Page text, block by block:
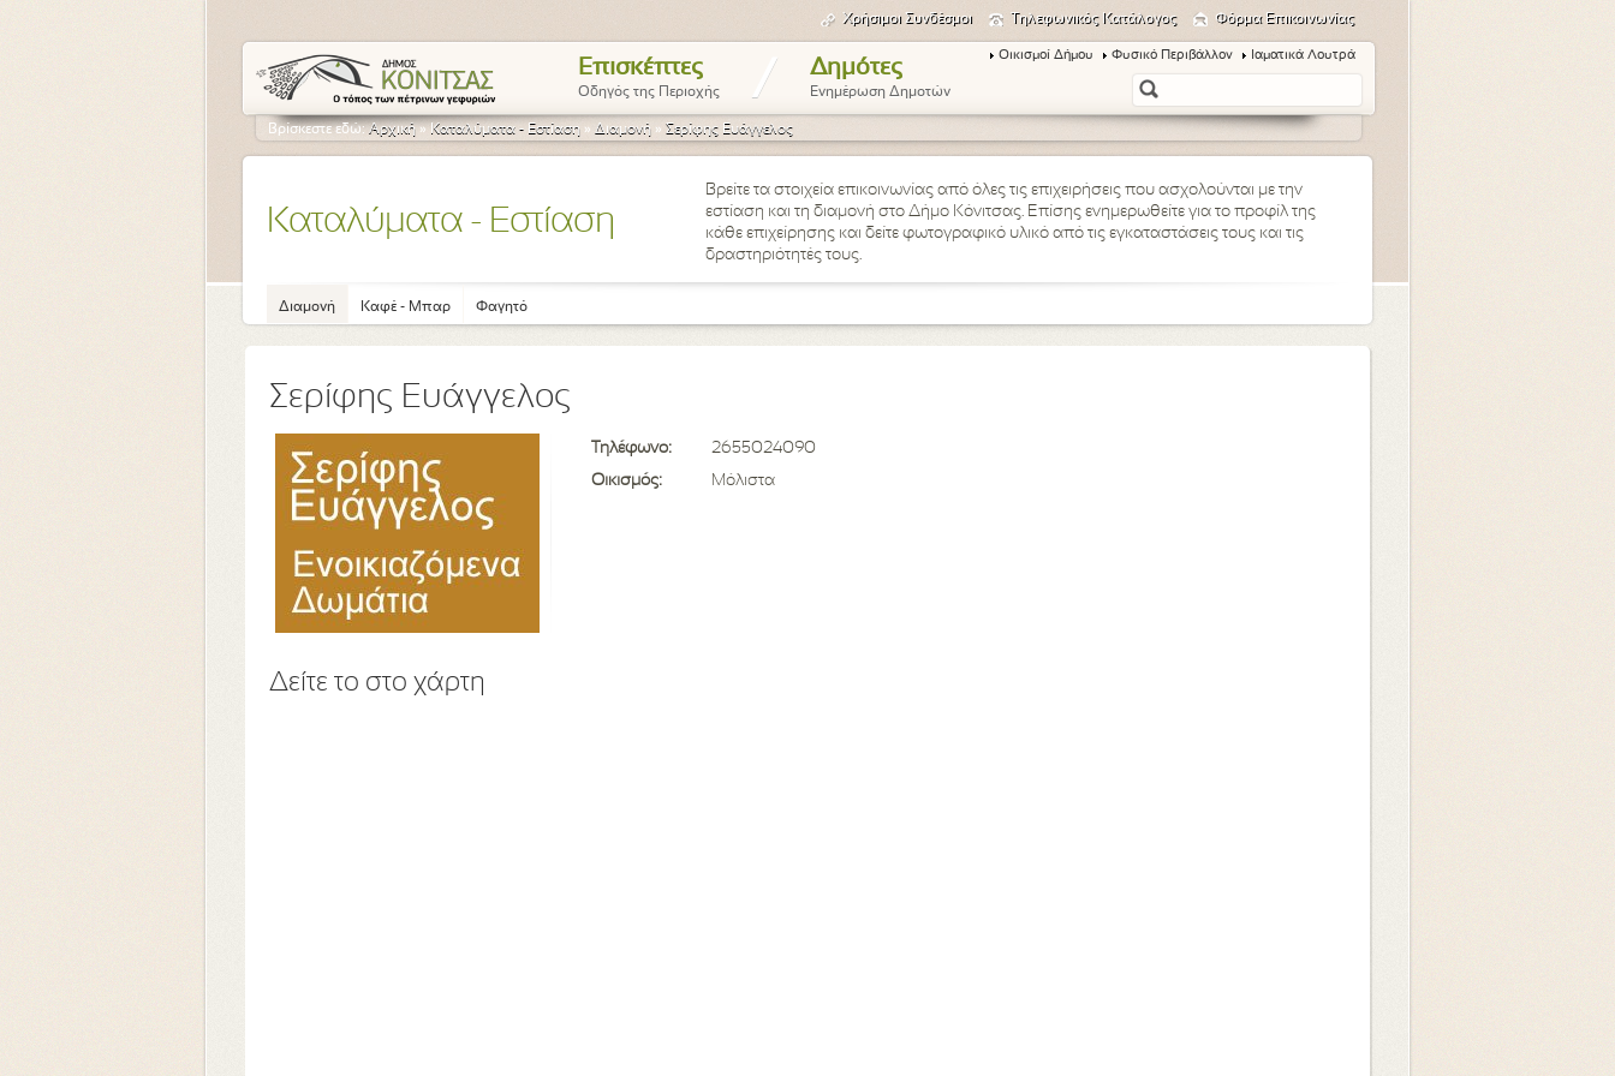
Χρήσιμοι Συνδέσμοι Τηλεφωνικός Κατάλογος Φόρμα Επικοινωνίας
Επισκέπτες
Οδηγός της Περιοχής / Δημότες
Ενημέρωση Δημοτών
Οικισμοί Δήμου Φυσικό Περιβάλλον Ιαματικά Λουτρά
Βρίσκεστε εδώ:Αρχική » Καταλύματα - Εστίαση » Διαμονή » Σερίφης Ευάγγελος
Καταλύματα - Εστίαση
Βρείτε τα στοιχεία επικοινωνίας από όλες τις επιχειρήσεις που ασχολούνται με την
εστίαση και τη διαμονή στο Δήμο Κόνιτσας. Επίσης ενημερωθείτε για το προφίλ της
κάθε επιχείρησης και δείτε φωτογραφικό υλικό από τις εγκαταστάσεις τους και τις
δραστηριότητές τους.
Διαμονή Καφέ - Μπαρ Φαγητό
Σερίφης Ευάγγελος
Τηλέφωνο: 2655024090
Οικισμός: Μόλιστα
Δείτε το στο χάρτη